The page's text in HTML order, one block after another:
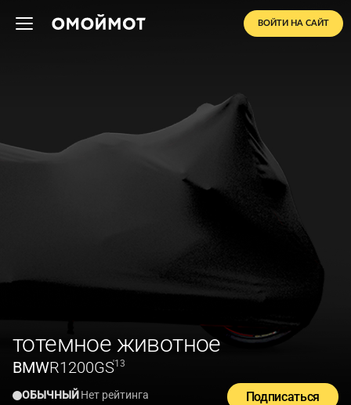
ВОЙТИ НА САЙТ
тотемное животное
BMWR1200GS'13
ОБЫЧНЫЙНет рейтинга Подписаться